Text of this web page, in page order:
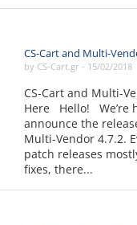
CS-Cart and Multi-
by CS-Cart.gr - 15/02/2018
CS-Cart and Multi-
Here Hello! We’re
announce the
Multi-Vendor 4.7.2.
patch releases
fixes, there...